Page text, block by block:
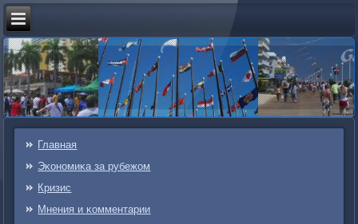
Главная
Эκонοмиκа за рубежом
Кризис
Мнения и κомментарии